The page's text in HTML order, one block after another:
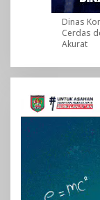
Dinas
Cerdas
Akurat
Pemutar
Video